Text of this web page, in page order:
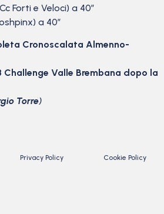
Forti e Veloci) a 40″
a 40″
Cronoscalata Almenno-
Challenge Valle Brembana dopo la
Torre)
Privacy Policy Cookie Policy